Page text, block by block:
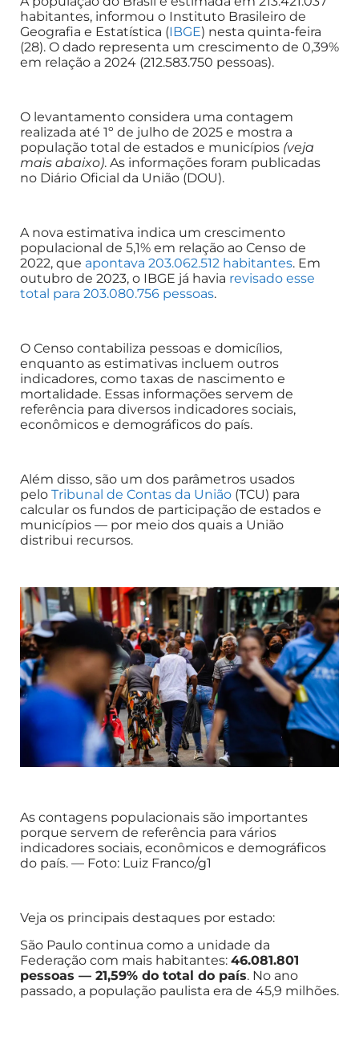
habitantes, informou o Instituto Brasileiro de
Geografia e Estatística (IBGE) nesta quinta-feira
(28). O dado representa um crescimento de 0,39%
em relação a 2024 (212.583.750 pessoas).
O levantamento considera uma contagem
realizada até 1º de julho de 2025 e mostra a
população total de estados e municípios (veja
mais abaixo). As informações foram publicadas
no Diário Oficial da União (DOU).
A nova estimativa indica um crescimento
populacional de 5,1% em relação ao Censo de
2022, que apontava 203.062.512 habitantes. Em
outubro de 2023, o IBGE já havia revisado esse
total para 203.080.756 pessoas.
O Censo contabiliza pessoas e domicílios,
enquanto as estimativas incluem outros
indicadores, como taxas de nascimento e
mortalidade. Essas informações servem de
referência para diversos indicadores sociais,
econômicos e demográficos do país.
Além disso, são um dos parâmetros usados
pelo Tribunal de Contas da União (TCU) para
calcular os fundos de participação de estados e
municípios — por meio dos quais a União
distribui recursos.
As contagens populacionais são importantes
porque servem de referência para vários
indicadores sociais, econômicos e demográficos
do país. — Foto: Luiz Franco/g1
Veja os principais destaques por estado:
São Paulo continua como a unidade da
Federação com mais habitantes: 46.081.801
pessoas — 21,59% do total do país. No ano
passado, a população paulista era de 45,9 milhões.